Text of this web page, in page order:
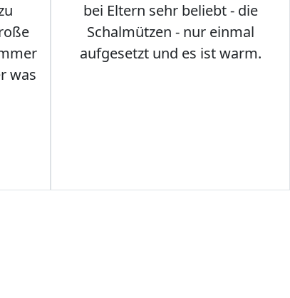
was
bei Eltern sehr beliebt - die
Schalmützen - nur einmal
aufgesetzt und es ist warm.